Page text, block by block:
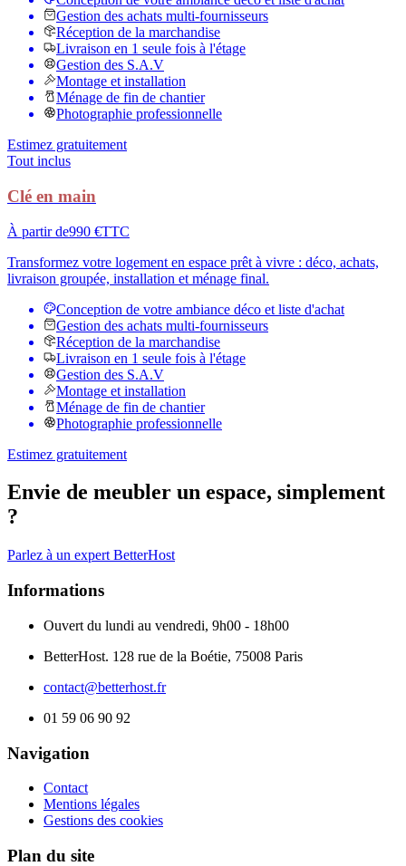
Gestion des achats multi-fournisseurs
Réception de la marchandise
Livraison en 1 seule fois à l'étage
Gestion des S.A.V
Montage et installation
Ménage de fin de chantier
Photographie professionnelle
Estimez gratuitement
Tout inclus
Clé en main
À partir de990 €TTC
Transformez votre logement en espace prêt à vivre : déco, achats,
livraison groupée, installation et ménage final.
Conception de votre ambiance déco et liste d'achat
Gestion des achats multi-fournisseurs
Réception de la marchandise
Livraison en 1 seule fois à l'étage
Gestion des S.A.V
Montage et installation
Ménage de fin de chantier
Photographie professionnelle
Estimez gratuitement
Envie de meubler un espace, simplement
?
Parlez à un expert BetterHost
Informations
Ouvert du lundi au vendredi, 9h00 - 18h00
BetterHost. 128 rue de la Boétie, 75008 Paris
contact@betterhost.fr
01 59 06 90 92
Navigation
Contact
Mentions légales
Gestions des cookies
Plan du site